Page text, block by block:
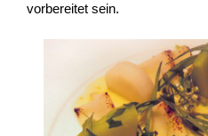
vorbereitet sein.